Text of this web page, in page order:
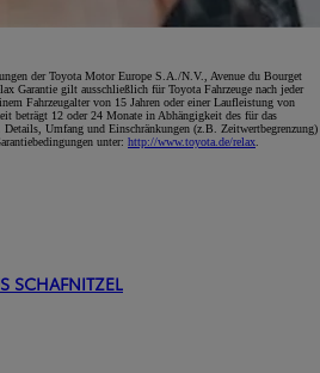
der Toyota Motor Europe S.A./N.V., Avenue du Bourget
Garantie gilt ausschließlich für Toyota Fahrzeuge nach jeder
Fahrzeugalter von 15 Jahren oder einer Laufleistung von
beträgt 12 oder 24 Monate in Abhängigkeit des für das
Details, Umfang und Einschränkungen (z.B. Zeitwertbegrenzung)
unter: http://www.toyota.de/relax.
SCHAFNITZEL